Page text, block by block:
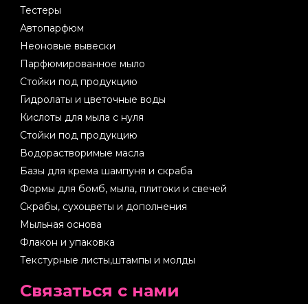
Тестеры
Автопарфюм
Неоновые вывески
Парфюмированное мыло
Стойки под продукцию
Гидролаты и цветочные воды
Кислоты для мыла с нуля
Стойки под продукцию
Водорастворимые масла
Базы для крема шампуня и скраба
Формы для бомб, мыла, плитоки и свечей
Скрабы, сухоцветы и дополнения
Мыльная основа
Флакон и упаковка
Текстурные листы,штампы и молды
Cвязаться с нами